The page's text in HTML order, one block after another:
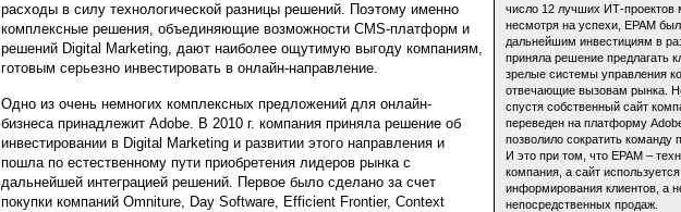
число 12 лучших ИТ-проектов
несмотря на успехи, EPAM
дальнейшим инвестициям в
приняла решение предлагать
зрелые системы управления
отвечающие вызовам рынка.
спустя собственный сайт
переведен на платформу
позволило сократить команду
И это при том, что EPAM –
компания, а сайт
информирования клиентов, а
непосредственных продаж.
расходы в силу технологической разницы решений. Поэтому именно
комплексные решения, объединяющие возможности CMS-платформ и
решений Digital Marketing, дают наиболее ощутимую выгоду компаниям,
готовым серьезно инвестировать в онлайн-направление.
Одно из очень немногих комплексных предложений для онлайн-
бизнеса принадлежит Adobe. В 2010 г. компания приняла решение об
инвестировании в Digital Marketing и развитии этого направления и
пошла по естественному пути приобретения лидеров рынка с
дальнейшей интеграцией решений. Первое было сделано за счет
покупки компаний Omniture, Day Software, Efficient Frontier, Context